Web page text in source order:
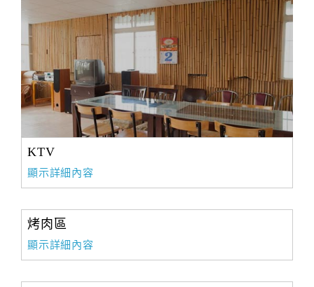
KTV
顯示詳細內容
烤肉區
顯示詳細內容